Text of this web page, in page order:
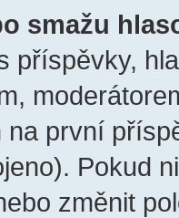
smažu
příspěvky,
první
Pokud
změnit